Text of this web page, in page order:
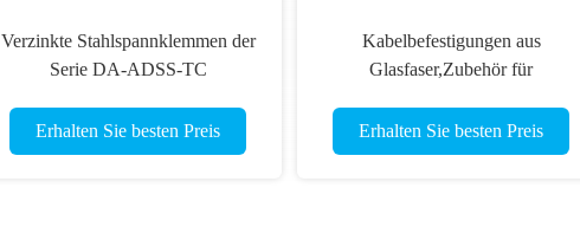
Verzinkte Stahlspannklemmen der
Serie DA-ADSS-TC
Erhalten Sie besten Preis
Kabelbefestigungen aus
Glasfaser,Zubehör für
Erhalten Sie besten Preis